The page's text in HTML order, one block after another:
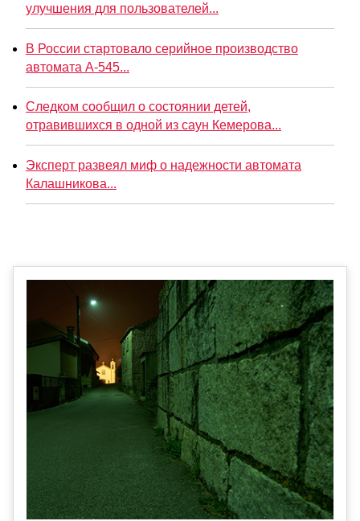
улучшения для пользователей...
В России стартовало серийное производство
автомата А-545...
Следком сообщил о состоянии детей,
отравившихся в одной из саун Кемерова...
Эксперт развеял миф о надежности автомата
Калашникова...